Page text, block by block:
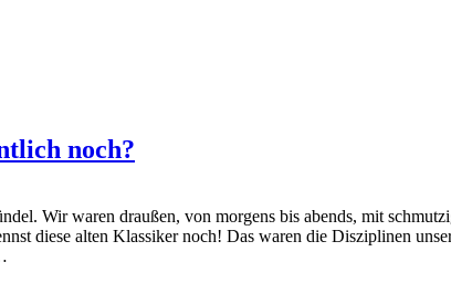
noch?
Wir waren draußen, von morgens bis abends, mit
diese alten Klassiker noch! Das waren die Disziplinen